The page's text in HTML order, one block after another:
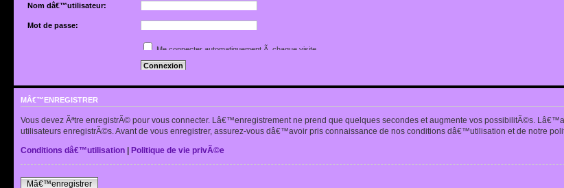
Nom dâ€™utilisateur:
Mot de passe:
Renvoyer lâ€™e-mail de confirmation
Me connecter automatiquement Ã chaque visite
Cacher mon statut en ligne pour cette session
MÂ€™ENREGISTRER
Vous devez Ãªtre enregistrÃ© pour vous connecter. Lâ€™enregistrement ne prend que quelques secondes et augmente vos possibilitÃ©s.
utilisateurs enregistrÃ©s. Avant de vous enregistrer, assurez-vous dâ€™avoir pris connaissance de nos conditions dâ€™utilisation et de notre
Conditions dâ€™utilisation
Politique de vie privÃ©e
Mâ€™enregistrer